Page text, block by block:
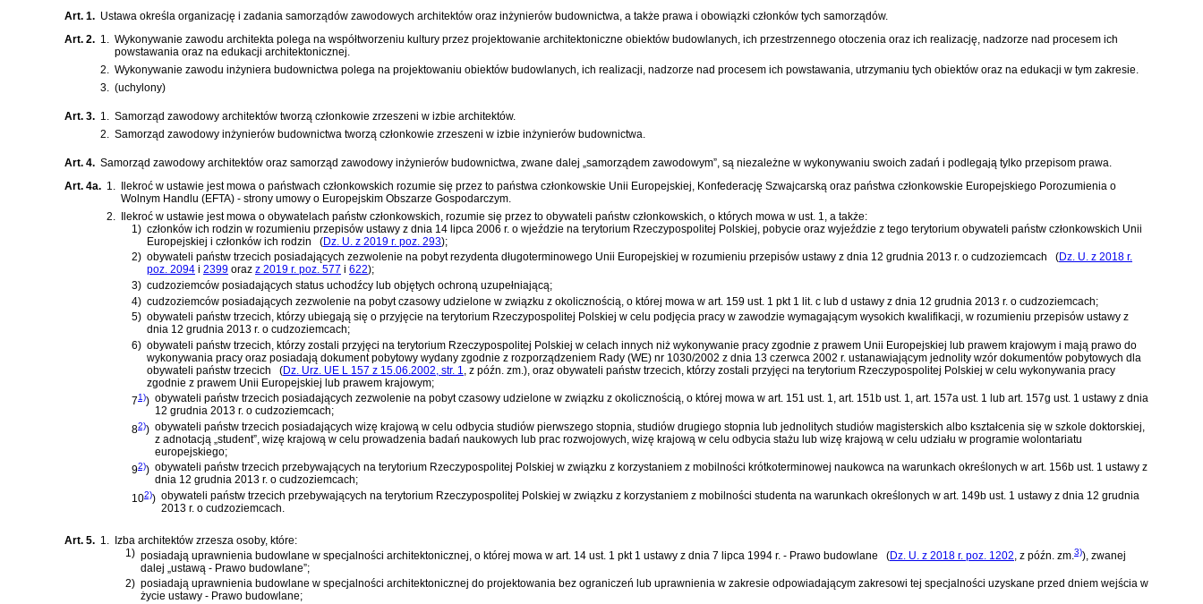
Art. 1. Ustawa określa organizację i zadania samorządów zawodowych architektów oraz inżynierów budownictwa, a także prawa i obowiązki członków tych samorządów.
Art. 2. 1.
Wykonywanie zawodu architekta polega na współtworzeniu kultury przez projektowanie architektoniczne obiektów budowlanych, ich przestrzennego otoczenia oraz ich realizację, nadzorze nad procesem ich
powstawania oraz na edukacji architektonicznej.
2.
Wykonywanie zawodu inżyniera budownictwa polega na projektowaniu obiektów budowlanych, ich realizacji, nadzorze nad procesem ich powstawania, utrzymaniu tych obiektów oraz na edukacji w tym zakresie.
3.
(uchylony)
Art. 3. 1.
Samorząd zawodowy architektów tworzą członkowie zrzeszeni w izbie architektów.
2.
Samorząd zawodowy inżynierów budownictwa tworzą członkowie zrzeszeni w izbie inżynierów budownictwa.
Art. 4. Samorząd zawodowy architektów oraz samorząd zawodowy inżynierów budownictwa, zwane dalej „samorządem zawodowym”, są niezależne w wykonywaniu swoich zadań i podlegają tylko przepisom prawa.
Art. 4a. 1.
Ilekroć w ustawie jest mowa o państwach członkowskich rozumie się przez to państwa członkowskie Unii Europejskiej, Konfederację Szwajcarską oraz państwa członkowskie Europejskiego Porozumienia o
Wolnym Handlu (EFTA) - strony umowy o Europejskim Obszarze Gospodarczym.
2.
Ilekroć w ustawie jest mowa o obywatelach państw członkowskich, rozumie się przez to obywateli państw członkowskich, o których mowa w ust. 1, a także:
1) członków ich rodzin w rozumieniu przepisów ustawy z dnia 14 lipca 2006 r. o wjeździe na terytorium Rzeczypospolitej Polskiej, pobycie oraz wyjeździe z tego terytorium obywateli państw członkowskich Unii
Europejskiej i członków ich rodzin
(Dz. U. z 2019 r. poz. 293);
2) obywateli państw trzecich posiadających zezwolenie na pobyt rezydenta długoterminowego Unii Europejskiej w rozumieniu przepisów ustawy z dnia 12 grudnia 2013 r. o cudzoziemcach (Dz. U. z 2018 r.
poz. 2094 i 2399 oraz z 2019 r. poz. 577 i 622);
3) cudzoziemców posiadających status uchodźcy lub objętych ochroną uzupełniającą;
4) cudzoziemców posiadających zezwolenie na pobyt czasowy udzielone w związku z okolicznością, o której mowa w art. 159 ust. 1 pkt 1 lit. c lub d ustawy z dnia 12 grudnia 2013 r. o cudzoziemcach;
5) obywateli państw trzecich, którzy ubiegają się o przyjęcie na terytorium Rzeczypospolitej Polskiej w celu podjęcia pracy w zawodzie wymagającym wysokich kwalifikacji, w rozumieniu przepisów ustawy z
dnia 12 grudnia 2013 r. o cudzoziemcach;
6) obywateli państw trzecich, którzy zostali przyjęci na terytorium Rzeczypospolitej Polskiej w celach innych niż wykonywanie pracy zgodnie z prawem Unii Europejskiej lub prawem krajowym i mają prawo do
wykonywania pracy oraz posiadają dokument pobytowy wydany zgodnie z rozporządzeniem Rady (WE) nr 1030/2002 z dnia 13 czerwca 2002 r. ustanawiającym jednolity wzór dokumentów pobytowych dla
obywateli państw trzecich
(Dz. Urz. UE L 157 z 15.06.2002, str. 1 , z późn. zm.) , oraz obywateli państw trzecich, którzy zostali przyjęci na terytorium Rzeczypospolitej Polskiej w celu wykonywania pracy
zgodnie z prawem Unii Europejskiej lub prawem krajowym;
71)) obywateli państw trzecich posiadających zezwolenie na pobyt czasowy udzielone w związku z okolicznością, o której mowa w art. 151 ust. 1, art. 151b ust. 1, art. 157a ust. 1 lub art. 157g ust. 1 ustawy z dnia
12 grudnia 2013 r. o cudzoziemcach;
82)) obywateli państw trzecich posiadających wizę krajową w celu odbycia studiów pierwszego stopnia, studiów drugiego stopnia lub jednolitych studiów magisterskich albo kształcenia się w szkole doktorskiej,
z adnotacją „student”, wizę krajową w celu prowadzenia badań naukowych lub prac rozwojowych, wizę krajową w celu odbycia stażu lub wizę krajową w celu udziału w programie wolontariatu
europejskiego;
92)) obywateli państw trzecich przebywających na terytorium Rzeczypospolitej Polskiej w związku z korzystaniem z mobilności krótkoterminowej naukowca na warunkach określonych w art. 156b ust. 1 ustawy z
dnia 12 grudnia 2013 r. o cudzoziemcach;
102)) obywateli państw trzecich przebywających na terytorium Rzeczypospolitej Polskiej w związku z korzystaniem z mobilności studenta na warunkach określonych w art. 149b ust. 1 ustawy z dnia 12 grudnia
2013 r. o cudzoziemcach.
Art. 5. 1.
Izba architektów zrzesza osoby, które:
1) posiadają uprawnienia budowlane w specjalności architektonicznej, o której mowa w art. 14 ust. 1 pkt 1 ustawy z dnia 7 lipca 1994 r. - Prawo budowlane (Dz. U. z 2018 r. poz. 1202 , z późn. zm. 3)) , zwanej
dalej „ustawą - Prawo budowlane”;
2) posiadają uprawnienia budowlane w specjalności architektonicznej do projektowania bez ograniczeń lub uprawnienia w zakresie odpowiadającym zakresowi tej specjalności uzyskane przed dniem wejścia w
życie ustawy - Prawo budowlane;